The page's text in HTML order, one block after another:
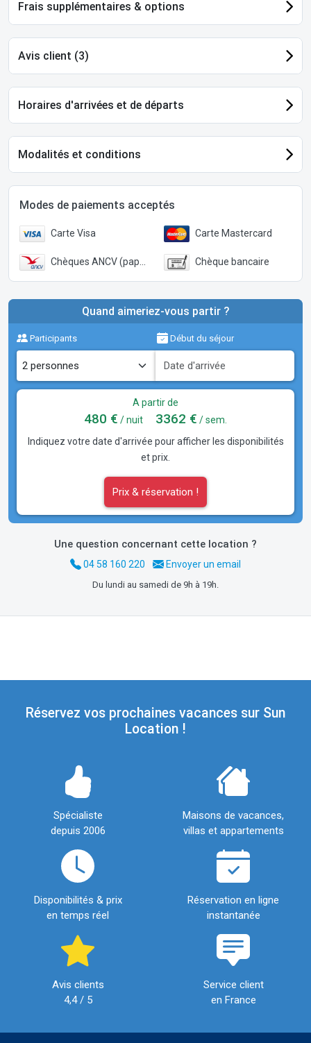
Frais supplémentaires & options
Avis client (3)
Horaires d'arrivées et de départs
Modalités et conditions
Modes de paiements acceptés
Carte Visa Carte Mastercard
Chèques ANCV (papier) Chèque bancaire
Quand aimeriez-vous partir ?
Participants Début du séjour
A partir de
480 € / nuit 3362 € / sem.
Indiquez votre date d'arrivée pour afficher les disponibilités
et prix.
Prix & réservation !
Une question concernant cette location ?
04 58 160 220 Envoyer un email
Du lundi au samedi de 9h à 19h.
Réservez vos prochaines vacances sur Sun
Location !
Spécialiste
depuis 2006
Maisons de vacances,
villas et appartements
Disponibilités & prix
en temps réel
Réservation en ligne
instantanée
Avis clients
4,4 / 5
Service client
en France